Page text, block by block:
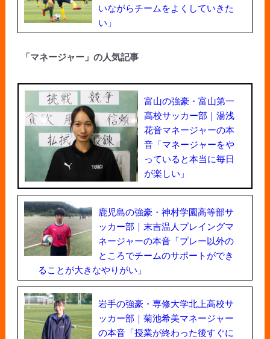
いながらチームをよくしていきた
い」
「マネージャー」の人気記事
富山の強豪・富山第一
高校サッカー部｜湯浅
花音マネージャーの本
音「マネージャーをや
っていると本当に毎日
が楽しい」
鹿児島の強豪・神村学園高等部サ
ッカー部｜末吉温人プレイングマ
ネージャーの本音「プレー以外の
ところでチームのサポートができ
ることが大きなやりがい」
岩手の強豪・専修大学北上高校サ
ッカー部｜菊池希美マネージャー
の本音「授業が終わった後すぐに